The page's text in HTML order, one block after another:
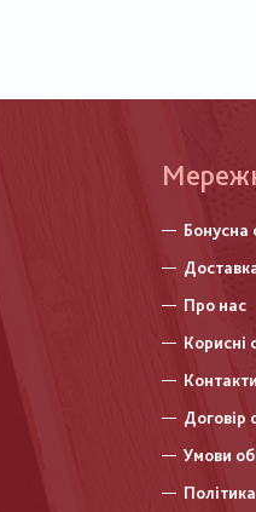
Меню
Бонусна
Про нас
Корисні
Контакти
Договір
Умови